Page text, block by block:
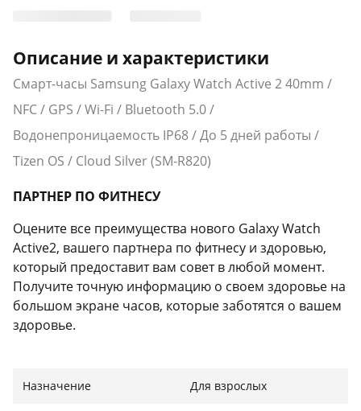
Описание и характеристики
Смарт-часы Samsung Galaxy Watch Active 2 40mm /
NFC / GPS / Wi-Fi / Bluetooth 5.0 /
Водонепроницаемость IP68 / До 5 дней работы /
Tizen OS / Cloud Silver (SM-R820)
ПАРТНЕР ПО ФИТНЕСУ
Оцените все преимущества нового Galaxy Watch
Active2, вашего партнера по фитнесу и здоровью,
который предоставит вам совет в любой момент.
Получите точную информацию о своем здоровье на
большом экране часов, которые заботятся о вашем
здоровье.
Galaxy Watch Active2 - это стильный дизайн и
Назначение Для взрослых